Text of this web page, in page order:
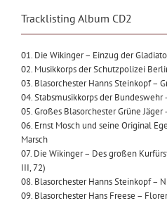
Tracklisting Album CD2
01. Die Wikinger – Einzug der
02. Musikkorps der Schutzpolizei
03. Blasorchester Hanns Steinkopf –
04. Stabsmusikkorps der Bundeswehr
05. Großes Blasorchester Grüne
06. Ernst Mosch und seine Original
Marsch
07. Die Wikinger – Des großen
III, 72)
08. Blasorchester Hanns Steinkopf –
09. Blasorchester Hans Freese –